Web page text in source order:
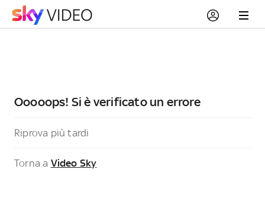
Ooooops! Si è verificato un errore
Riprova più tardi
Torna a Video Sky